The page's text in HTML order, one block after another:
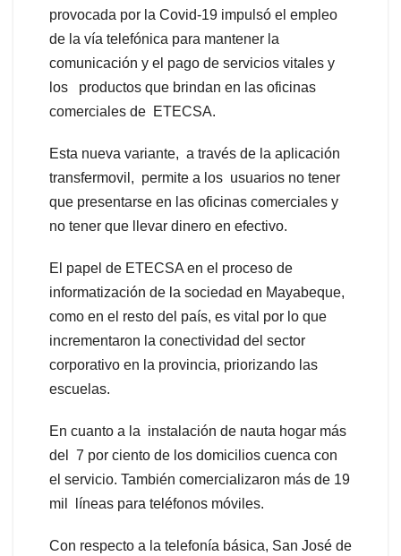
provocada por la Covid-19 impulsó el empleo
de la vía telefónica para mantener la
comunicación y el pago de servicios vitales y
los productos que brindan en las oficinas
comerciales de ETECSA.
Esta nueva variante, a través de la aplicación
transfermovil, permite a los usuarios no tener
que presentarse en las oficinas comerciales y
no tener que llevar dinero en efectivo.
El papel de ETECSA en el proceso de
informatización de la sociedad en Mayabeque,
como en el resto del país, es vital por lo que
incrementaron la conectividad del sector
corporativo en la provincia, priorizando las
escuelas.
En cuanto a la instalación de nauta hogar más
del 7 por ciento de los domicilios cuenca con
el servicio. También comercializaron más de 19
mil líneas para teléfonos móviles.
Con respecto a la telefonía básica, San José de